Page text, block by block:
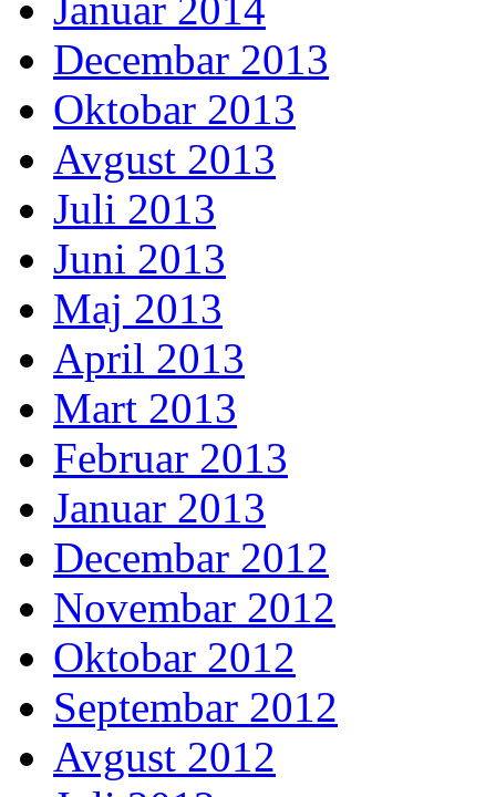
Januar 2014
Decembar 2013
Oktobar 2013
Avgust 2013
Juli 2013
Juni 2013
Maj 2013
April 2013
Mart 2013
Februar 2013
Januar 2013
Decembar 2012
Novembar 2012
Oktobar 2012
Septembar 2012
Avgust 2012